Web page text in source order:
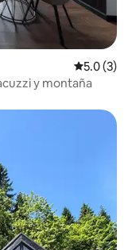
5.0 (3)
y montaña